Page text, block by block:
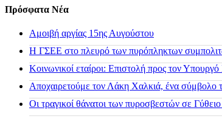
Πρόσφατα Νέα
Αμοιβή αργίας 15ης Αυγούστου
H ΓΣΕΕ στο πλευρό των πυρόπληκτων
Κοινωνικοί εταίροι: Επιστολή προς τον
Αποχαιρετούμε τον Λάκη Χαλκιά, ένα σύμβολο
Οι τραγικοί θάνατοι των πυροσβεστών σε